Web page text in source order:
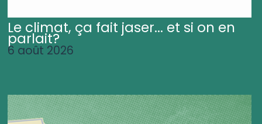
Le climat, ça fait jaser... et si on en
parlait?
6 août 2026